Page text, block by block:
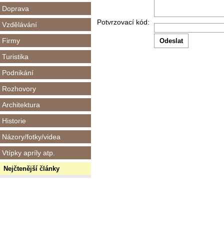
Doprava
Vzdělávání
Firmy
Turistika
Podnikání
Rozhovory
Architektura
Historie
Názory/fotky/videa
Vtípky apríly atp.
Nejčtenější články
Potvrzovací kód: